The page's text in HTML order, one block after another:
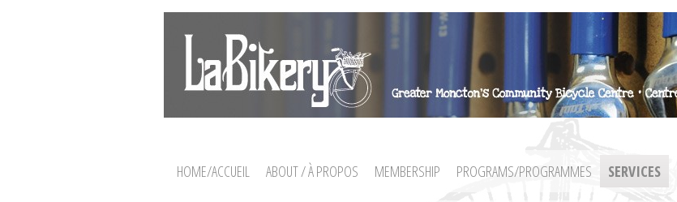
HOME/ACCUEIL ABOUT / À PROPOS MEMBERSHIP PROGRAMS/PROGRAMMES SERVICES